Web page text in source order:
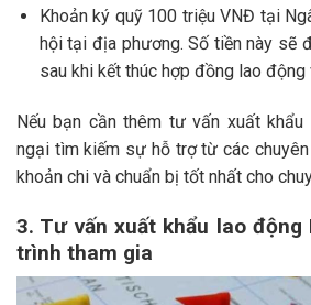
Khoản ký quỹ 100 triệu VNĐ tại
hội tại địa phương. Số tiền này sẽ
sau khi kết thúc hợp đồng lao động
Nếu bạn cần thêm tư vấn xuất
ngại tìm kiếm sự hỗ trợ từ các
khoản chi và chuẩn bị tốt nhất cho
3. Tư vấn xuất khẩu lao động
trình tham gia